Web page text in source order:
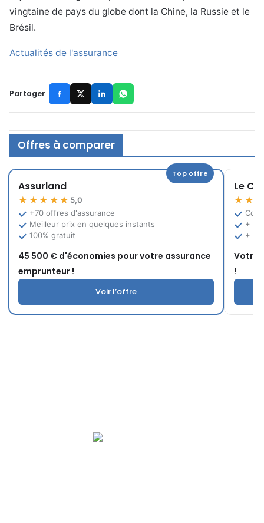
vingtaine de pays du globe dont la Chine, la Russie et le
Brésil.
Actualités de l'assurance
Partager
Offres à comparer
Top offre
Assurland
★★★★★ 5,0
+70 offres d'assurance
Meilleur prix en quelques instants
100% gratuit
45 500 € d'économies pour votre assurance
emprunteur !
Voir l’offre
Le
+
+ 10
Votre
!